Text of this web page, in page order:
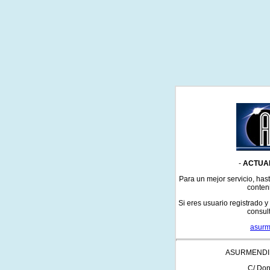
-
Para un mejor servicio,
Si eres usuario registrado
C/